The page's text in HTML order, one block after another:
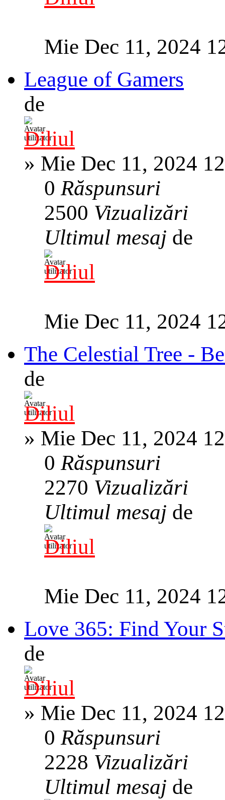
Mie Dec 11, 2024
League of Gamers
de
Diliul
» Mie Dec 11, 2024
0Răspunsuri
2500 Vizualizări
Ultimul mesaj de
Diliul
Mie Dec 11, 2024
The Celestial Tree -
de
Diliul
» Mie Dec 11, 2024
0Răspunsuri
2270 Vizualizări
Ultimul mesaj de
Diliul
Mie Dec 11, 2024
Love 365: Find Your
de
Diliul
» Mie Dec 11, 2024
0Răspunsuri
2228 Vizualizări
Ultimul mesaj de